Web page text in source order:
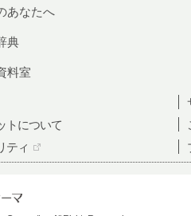
あなたへ
典
料室
トについて
ティ